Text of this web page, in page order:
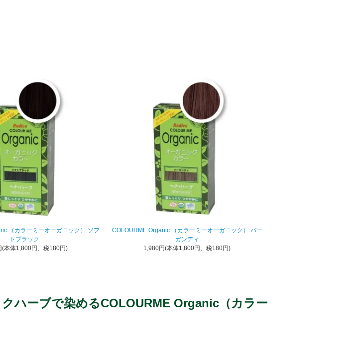
（カラーミーオーガニック） ソフ
トブラック
(本体1,800円、税180円)
COLOURME Organic （カラーミーオーガニック） バー
ガンディ
1,980円(本体1,800円、税180円)
ハーブで染めるCOLOURME Organic（カラー